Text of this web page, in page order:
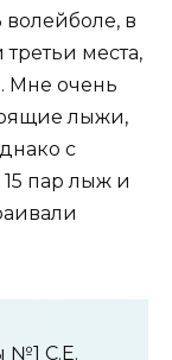
волейболе, в
места,
Мне очень
лыжи,
с
пар лыж и
№1 С.Е.